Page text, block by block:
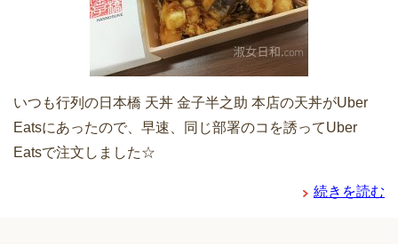
いつも行列の日本橋 天丼 金子半之助 本店の天丼がUber
Eatsにあったので、早速、同じ部署のコを誘ってUber
Eatsで注文しました☆
続きを読む